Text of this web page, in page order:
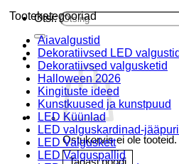
Otsi:
Ostukorvis ei ole tooteid.
Tagasi poodi
Tootekategooriad
Aiavalgustid
Dekoratiivsed LED
Dekoratiivsed valgusketid
Halloween 2026
Kingituste ideed
Kunstkuused ja kunstpuud
LED Küünlad
LED valguskardinad-
LED Valguskett
LED Valguspallid